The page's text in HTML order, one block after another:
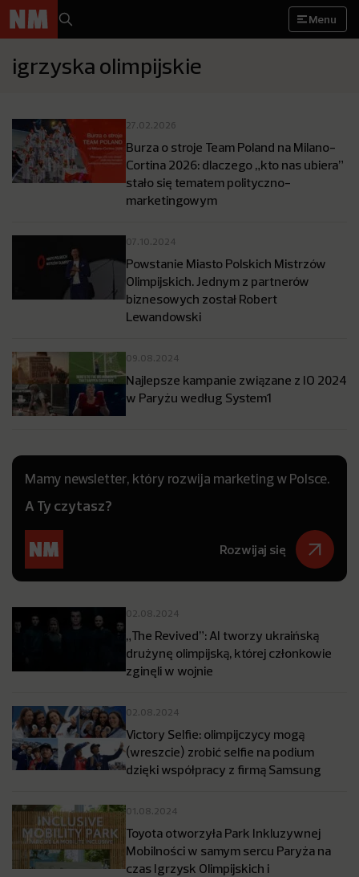
Menu
igrzyska olimpijskie
27.02.2026
Burza o stroje Team Poland na Milano-
Cortina 2026: dlaczego „kto nas ubiera”
stało się tematem polityczno-
marketingowym
07.10.2024
Powstanie Miasto Polskich Mistrzów
Olimpijskich. Jednym z partnerów
biznesowych został Robert
Lewandowski
09.08.2024
Najlepsze kampanie związane z IO 2024
w Paryżu według System1
Mamy newsletter, który rozwija marketing w Polsce.
A Ty czytasz?
Rozwijaj się
02.08.2024
„The Revived”: AI tworzy ukraińską
drużynę olimpijską, której członkowie
zginęli w wojnie
02.08.2024
Victory Selfie: olimpijczycy mogą
(wreszcie) zrobić selfie na podium
dzięki współpracy z firmą Samsung
01.08.2024
Toyota otworzyła Park Inkluzywnej
Mobilności w samym sercu Paryża na
czas Igrzysk Olimpijskich i